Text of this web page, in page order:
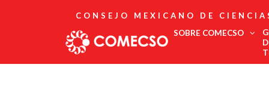
CONSEJO MEXICANO DE
SOBRE COMECSO